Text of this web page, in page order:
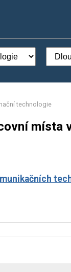
technologie
místa